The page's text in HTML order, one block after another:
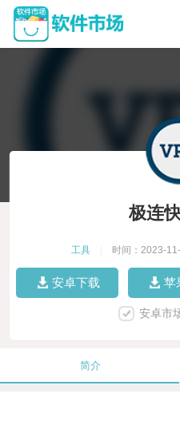
极连
工具 时间：2023-
安卓下载 苹
安卓市
简介